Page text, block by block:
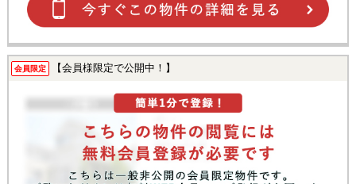
会員限定 【会員様限定で公開中！】